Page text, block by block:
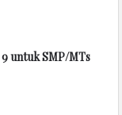
untuk SMP/MTs